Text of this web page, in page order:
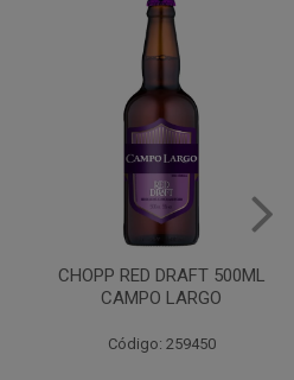
VINHO JURUPINGA DINALLE
975ML BCO